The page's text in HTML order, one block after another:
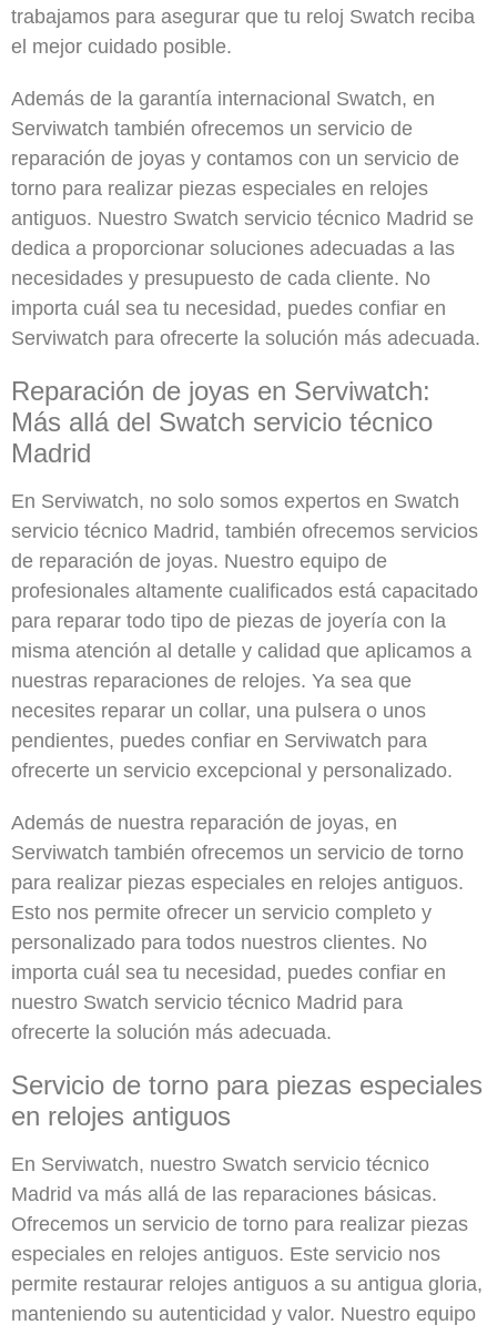
trabajamos para asegurar que tu reloj Swatch reciba
el mejor cuidado posible.
Además de la garantía internacional Swatch, en
Serviwatch también ofrecemos un servicio de
reparación de joyas y contamos con un servicio de
torno para realizar piezas especiales en relojes
antiguos. Nuestro Swatch servicio técnico Madrid se
dedica a proporcionar soluciones adecuadas a las
necesidades y presupuesto de cada cliente. No
importa cuál sea tu necesidad, puedes confiar en
Serviwatch para ofrecerte la solución más adecuada.
Reparación de joyas en Serviwatch:
Más allá del Swatch servicio técnico
Madrid
En Serviwatch, no solo somos expertos en Swatch
servicio técnico Madrid, también ofrecemos servicios
de reparación de joyas. Nuestro equipo de
profesionales altamente cualificados está capacitado
para reparar todo tipo de piezas de joyería con la
misma atención al detalle y calidad que aplicamos a
nuestras reparaciones de relojes. Ya sea que
necesites reparar un collar, una pulsera o unos
pendientes, puedes confiar en Serviwatch para
ofrecerte un servicio excepcional y personalizado.
Además de nuestra reparación de joyas, en
Serviwatch también ofrecemos un servicio de torno
para realizar piezas especiales en relojes antiguos.
Esto nos permite ofrecer un servicio completo y
personalizado para todos nuestros clientes. No
importa cuál sea tu necesidad, puedes confiar en
nuestro Swatch servicio técnico Madrid para
ofrecerte la solución más adecuada.
Servicio de torno para piezas especiales
en relojes antiguos
En Serviwatch, nuestro Swatch servicio técnico
Madrid va más allá de las reparaciones básicas.
Ofrecemos un servicio de torno para realizar piezas
especiales en relojes antiguos. Este servicio nos
permite restaurar relojes antiguos a su antigua gloria,
manteniendo su autenticidad y valor. Nuestro equipo